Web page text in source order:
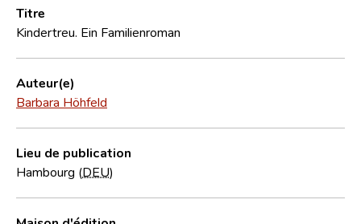
Foire aux questions
CNL
Équipe scientifique
Contact
Titre
Kindertreu. Ein Familienroman
Auteur(e)
Barbara Höhfeld
Lieu de publication
Hambourg (DEU)